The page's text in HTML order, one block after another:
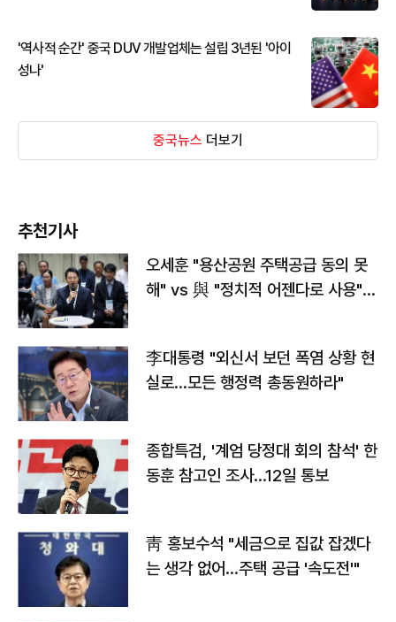
'역사적 순간' 중국 DUV 개발업체는 설립 3년된 '아이
성나'
중국뉴스 더보기
추천기사
오세훈 "용산공원 주택공급 동의 못
해" vs 與 "정치적 어젠다로 사용"
李대통령 "외신서 보던 폭염 상황 현
실로…모든 행정력 총동원하라"
종합특검, '계엄 당정대 회의 참석' 한
동훈 참고인 조사...12일 통보
靑 홍보수석 "세금으로 집값 잡겠다
는 생각 없어…주택 공급 '속도전'"